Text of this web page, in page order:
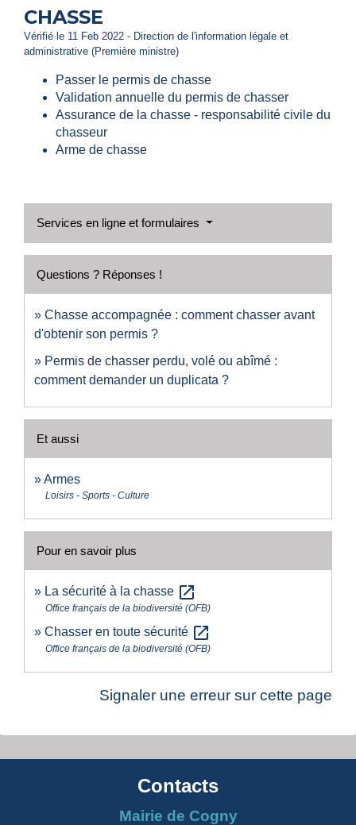
CHASSE
Vérifié le 11 Feb 2022 - Direction de l'information légale et
administrative (Première ministre)
Passer le permis de chasse
Validation annuelle du permis de chasser
Assurance de la chasse - responsabilité civile du
chasseur
Arme de chasse
Services en ligne et formulaires
Questions ? Réponses !
Chasse accompagnée : comment chasser avant
d'obtenir son permis ?
Permis de chasser perdu, volé ou abîmé :
comment demander un duplicata ?
Et aussi
Armes
Loisirs - Sports - Culture
Pour en savoir plus
La sécurité à la chasse open_in_new
Office français de la biodiversité (OFB)
Chasser en toute sécurité open_in_new
Office français de la biodiversité (OFB)
Signaler une erreur sur cette page
Contacts
Mairie de Cogny